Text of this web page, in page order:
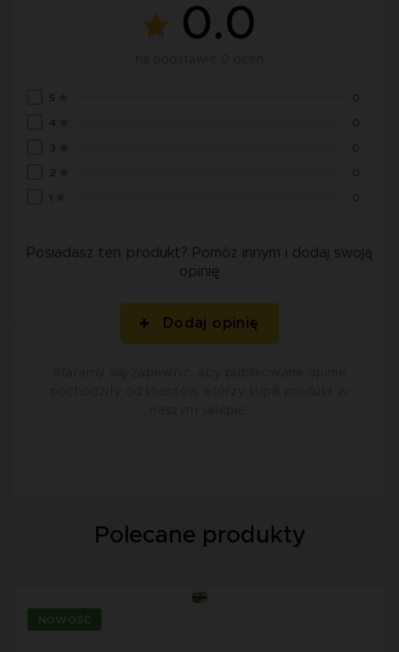
0.0
5 0
4 0
3 0
2 0
1 0
Posiadasz ten produkt? Pomóż innym i dodaj swoją
opinię
Dodaj opinię
Polecane produkty
NOWOŚĆ